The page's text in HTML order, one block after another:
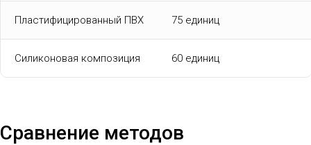
Пластифицированный ПВХ 75 единиц
Силиконовая композиция 60 единиц
Сравнение методов